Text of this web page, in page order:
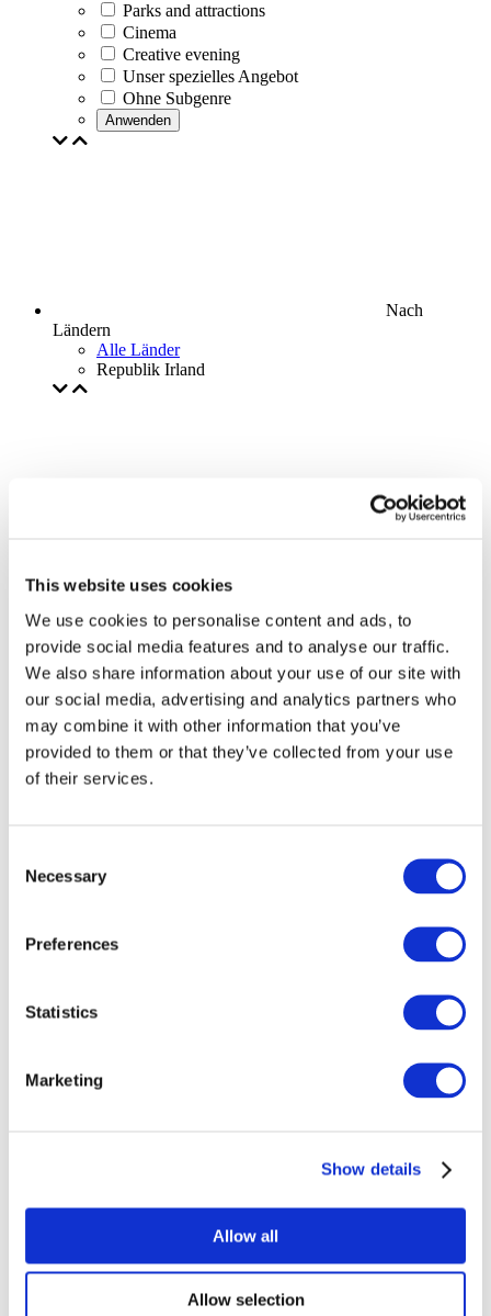
This website uses cookies
We use cookies to personalise content and ads, to
provide social media features and to analyse our traffic.
We also share information about your use of our site with
our social media, advertising and analytics partners who
may combine it with other information that you’ve
provided to them or that they’ve collected from your use
of their services.
Selection
Necessary
Preferences
Statistics
Marketing
Show details
Allow all
Allow selection
Parks and attractions
Cinema
Creative evening
Unser spezielles Angebot
Ohne Subgenre
Anwenden
Nach
Ländern
Alle Länder
Republik Irland
Ohne Subgenre
Anwenden